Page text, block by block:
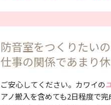
防音室をつくりたい
仕事の関係であまり
ご安心してください。カワイの
アノ搬入を含めても2日程度で